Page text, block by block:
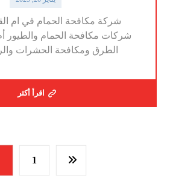
شركة مكافحة الحمام في ام
شركات مكافحة الحمام والطيور
الطرق ومكافحة الحشرات
اقرأ أكثر
1